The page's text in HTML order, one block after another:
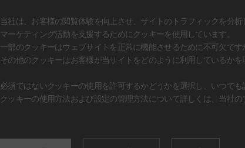
当社は、お客様の閲覧体験を向上させ、サイトのトラフィックを分析
マーケティング活動を支援するためにクッキーを使用しています。
一部のクッキーはウェブサイトを正常に機能させるために不可欠です
その他のクッキーはお客様が当サイトをどのように利用しているか
必須ではないクッキーの使用を許可するかどうかを選択し、いつでも
クッキーの使用方法および設定の管理方法について詳しくは、当社の